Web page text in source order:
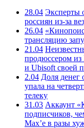
28.04 Эксперты
россиян из-за
26.04
трансляцию
21.04
продюссером из
и Ubisoft своей
2.04 Доля денег
упала на
телеку
31.03 Аккаунт
подписчиков,
Max’е в разы